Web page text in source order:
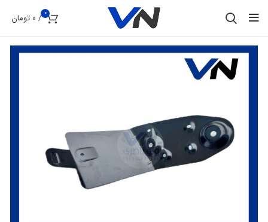
0
/
0 تومان